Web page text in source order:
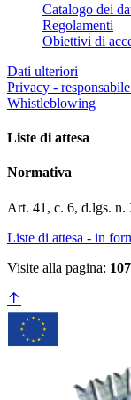
Catalogo dei
Regolamenti
Obiettivi di
Dati ulteriori
Privacy -
Whistleblowing
Liste di attesa
Normativa
Art. 41, c. 6, d.lgs. n.
Liste di attesa - in
Visite alla pagina: 107